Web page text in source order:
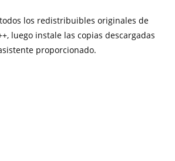
los redistribuibles originales de
luego instale las copias descargadas
proporcionado.